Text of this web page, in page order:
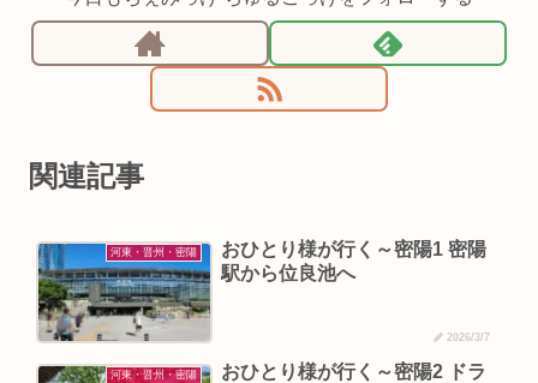
関連記事
河東・晋州・密陽
おひとり様が行く～密陽1 密陽
駅から位良池へ
2026/3/7
河東・晋州・密陽
おひとり様が行く～密陽2 ドラ